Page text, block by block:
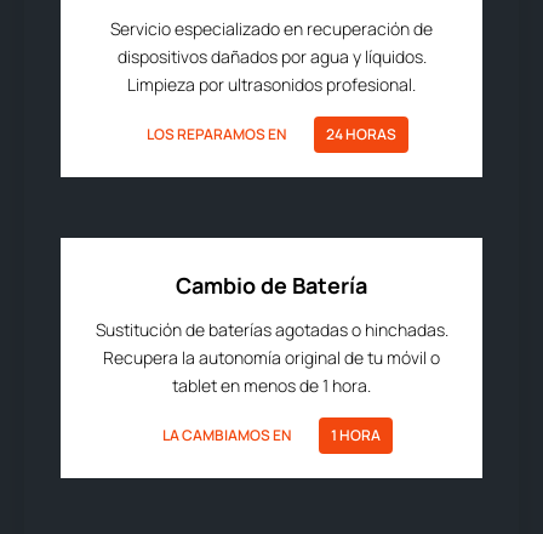
Servicio especializado en recuperación de
dispositivos dañados por agua y líquidos.
Limpieza por ultrasonidos profesional.
LOS REPARAMOS EN 24 HORAS
Cambio de Batería
Sustitución de baterías agotadas o hinchadas.
Recupera la autonomía original de tu móvil o
tablet en menos de 1 hora.
LA CAMBIAMOS EN 1 HORA